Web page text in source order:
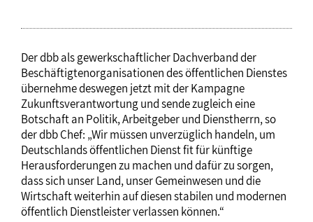
Der dbb als gewerkschaftlicher Dachverband der
Beschäftigtenorganisationen des öffentlichen Dienstes
übernehme deswegen jetzt mit der Kampagne
Zukunftsverantwortung und sende zugleich eine
Botschaft an Politik, Arbeitgeber und Dienstherrn, so
der dbb Chef: „Wir müssen unverzüglich handeln, um
Deutschlands öffentlichen Dienst fit für künftige
Herausforderungen zu machen und dafür zu sorgen,
dass sich unser Land, unser Gemeinwesen und die
Wirtschaft weiterhin auf diesen stabilen und modernen
öffentlich Dienstleister verlassen können.“